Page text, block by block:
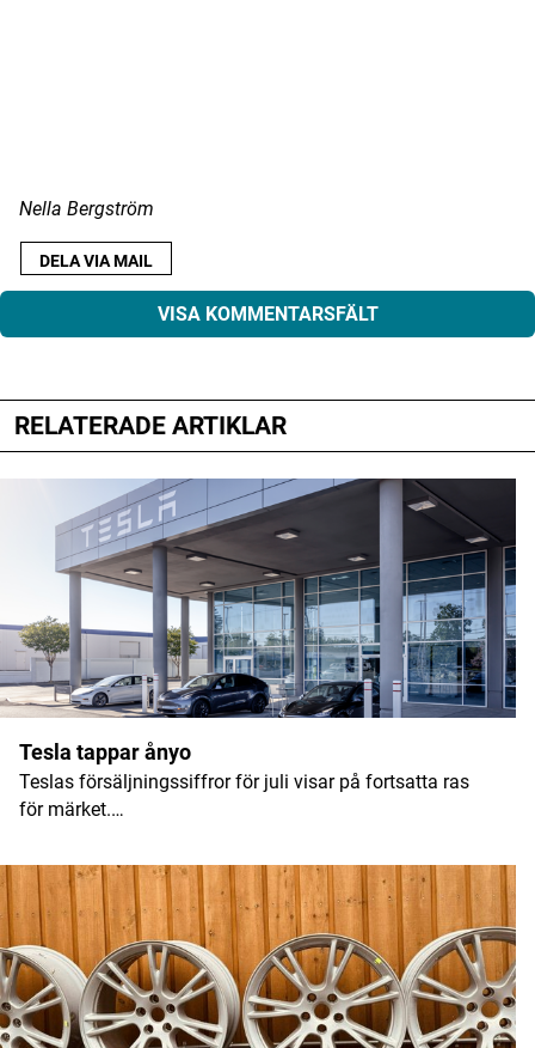
Nella Bergström
DELA VIA MAIL
VISA KOMMENTARSFÄLT
Din e-postadress kommer inte publiceras.
Obligatoriska fält är märkta*
Kommentar*
Namn*
E-postadress
RELATERADE ARTIKLAR
Tesla tappar ånyo
Teslas försäljningssiffror för juli visar på fortsatta ras
för märket.…